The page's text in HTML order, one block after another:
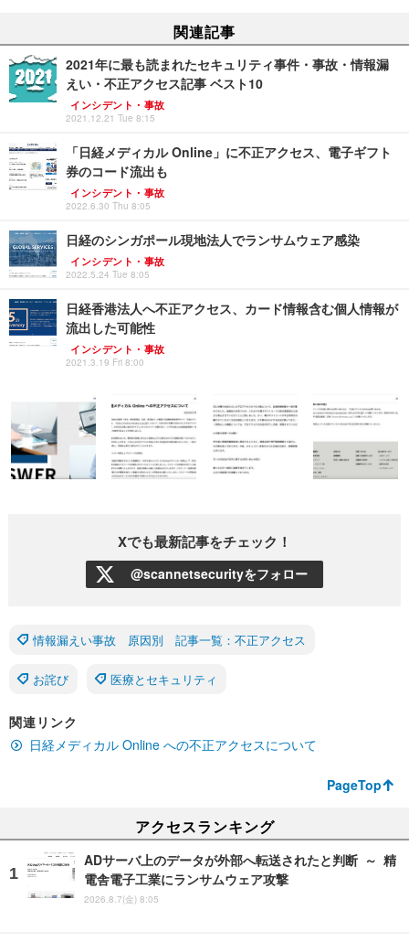
関連記事
2021年に最も読まれたセキュリティ事件・事故・情報漏
えい・不正アクセス記事 ベスト10
インシデント・事故
2021.12.21 Tue 8:15
「日経メディカル Online」に不正アクセス、電子ギフト
券のコード流出も
インシデント・事故
2022.6.30 Thu 8:05
日経のシンガポール現地法人でランサムウェア感染
インシデント・事故
2022.5.24 Tue 8:05
日経香港法人へ不正アクセス、カード情報含む個人情報が
流出した可能性
インシデント・事故
2021.3.19 Fri 8:00
Xでも最新記事をチェック！
@scannetsecurityをフォロー
情報漏えい事故 原因別 記事一覧：不正アクセス
お詫び 医療とセキュリティ
関連リンク
日経メディカル Online への不正アクセスについて
PageTop
アクセスランキング
ADサーバ上のデータが外部へ転送されたと判断 ～ 精
電舎電子工業にランサムウェア攻撃
2026.8.7(金) 8:05